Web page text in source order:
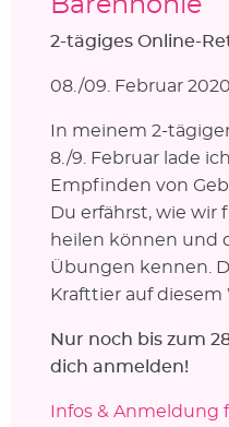
2-tägiges Online-
08./09. Februar 2020
In meinem 2-
8./9. Februar lade
Empfinden von
Du erfährst, wie wir
heilen können und
Übungen kennen.
Krafttier auf diesem
Nur noch bis zum
dich anmelden!
Infos & Anmeldung